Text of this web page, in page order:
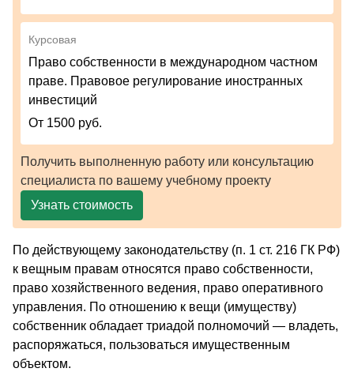
Курсовая
Право собственности в международном частном
праве. Правовое регулирование иностранных
инвестиций
От 1500 руб.
Получить выполненную работу или консультацию
специалиста по вашему учебному проекту
Узнать стоимость
По действующему законодательству (п. 1 ст. 216 ГК РФ)
к вещным правам относятся право собственности,
право хозяйственного ведения, право оперативного
управления. По отношению к вещи (имуществу)
собственник обладает триадой полномочий — владеть,
распоряжаться, пользоваться имущественным
объектом.